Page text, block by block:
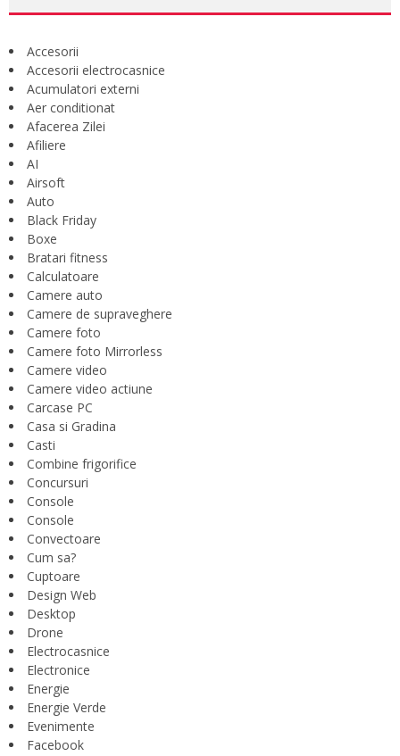
Accesorii
Accesorii electrocasnice
Acumulatori externi
Aer conditionat
Afacerea Zilei
Afiliere
AI
Airsoft
Auto
Black Friday
Boxe
Bratari fitness
Calculatoare
Camere auto
Camere de supraveghere
Camere foto
Camere foto Mirrorless
Camere video
Camere video actiune
Carcase PC
Casa si Gradina
Casti
Combine frigorifice
Concursuri
Console
Console
Convectoare
Cum sa?
Cuptoare
Design Web
Desktop
Drone
Electrocasnice
Electronice
Energie
Energie Verde
Evenimente
Facebook